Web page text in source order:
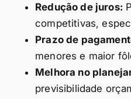
Redução de juros:
competitivas,
Prazo de
menores e maior
Melhora no
previsibilidade